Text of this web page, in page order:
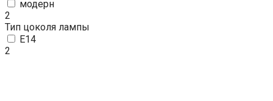
модерн
2
Тип цоколя лампы
E14
2